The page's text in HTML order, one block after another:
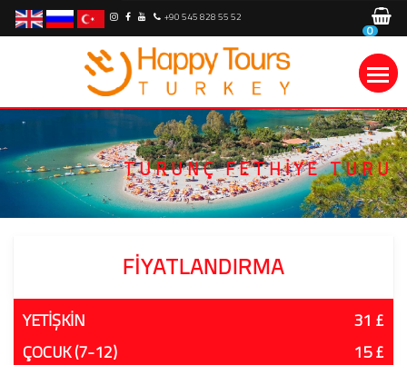
+90 545 828 55 52
0
TURUNÇ FETHIYE TURU
FIYATLANDIRMA
YETİŞKİN
31 £
ÇOCUK (7-12)
15 £